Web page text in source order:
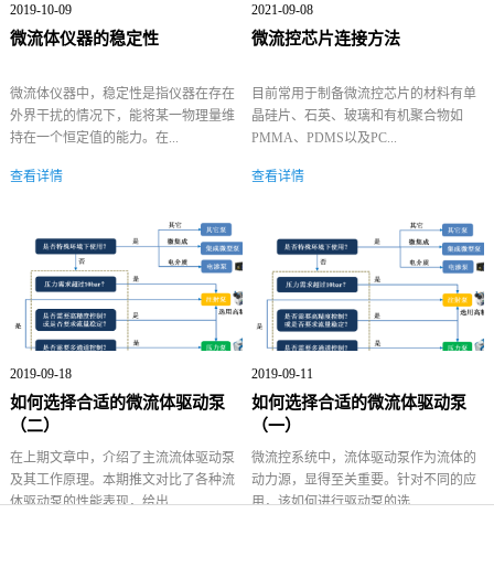
2019-10-09
微流体仪器的稳定性
微流体仪器中，稳定性是指仪器在存在
外界干扰的情况下，能将某一物理量维
持在一个恒定值的能力。在...
查看详情
2021-09-08
微流控芯片连接方法
目前常用于制备微流控芯片的材料有单
晶硅片、石英、玻璃和有机聚合物如
PMMA、PDMS以及PC...
查看详情
2019-09-18
如何选择合适的微流体驱动泵
（二）
在上期文章中，介绍了主流流体驱动泵
及其工作原理。本期推文对比了各种流
体驱动泵的性能表现，给出...
2019-09-11
如何选择合适的微流体驱动泵
（一）
微流控系统中，流体驱动泵作为流体的
动力源，显得至关重要。针对不同的应
用，该如何进行驱动泵的选...